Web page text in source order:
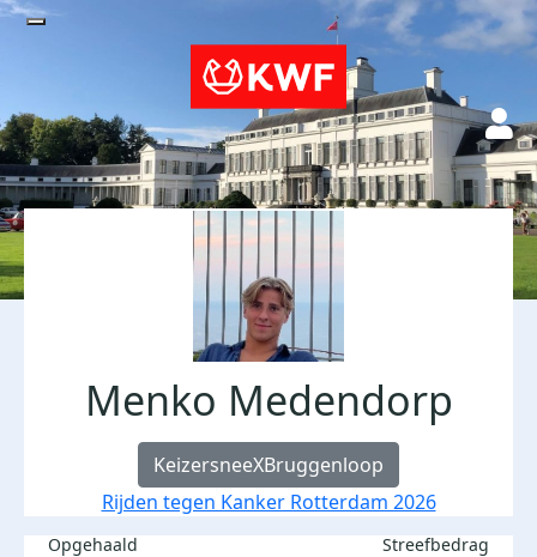
Menko Medendorp
KeizersneeXBruggenloop
Rijden tegen Kanker Rotterdam 2026
Opgehaald Streefbedrag